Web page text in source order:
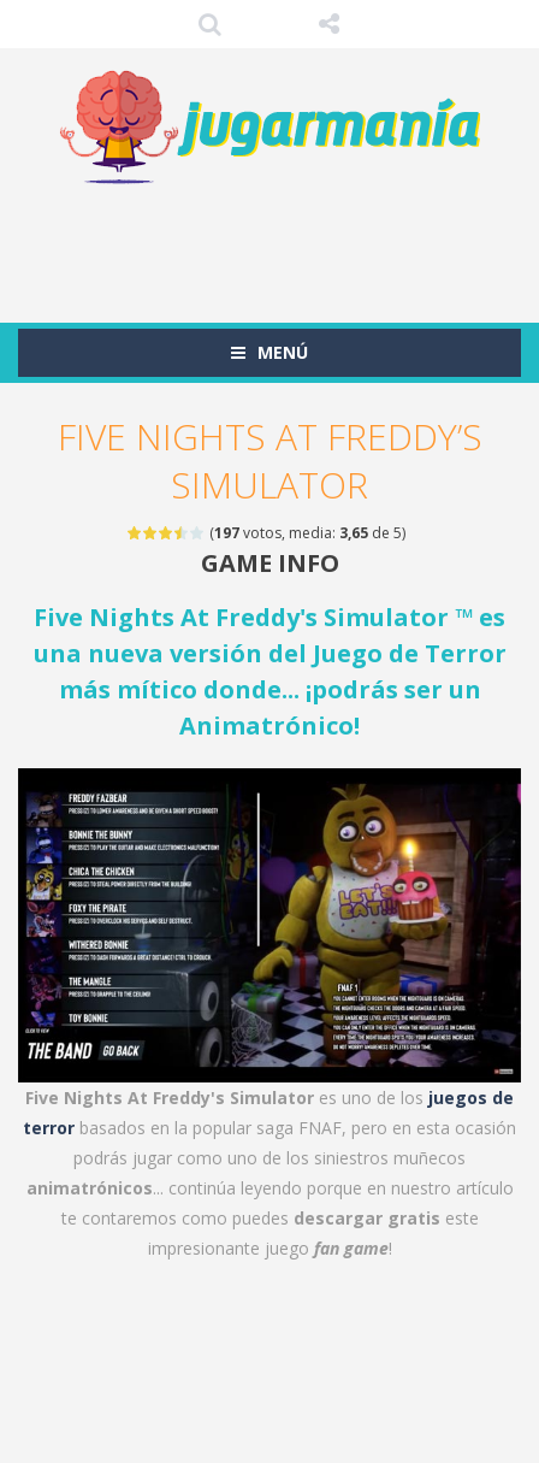
MENÚ
FIVE NIGHTS AT FREDDY’S
SIMULATOR
(197votos, media: 3,65 de 5)
GAME INFO
Five Nights At Freddy's Simulator ™ es
una nueva versión del Juego de Terror
más mítico donde... ¡podrás ser un
Animatrónico!
Five Nights At Freddy's Simulator es uno de los juegos de
terror basados en la popular saga FNAF, pero en esta ocasión
podrás jugar como uno de los siniestros muñecos
animatrónicos... continúa leyendo porque en nuestro artículo
te contaremos como puedes descargar gratis este
impresionante juego fan game!